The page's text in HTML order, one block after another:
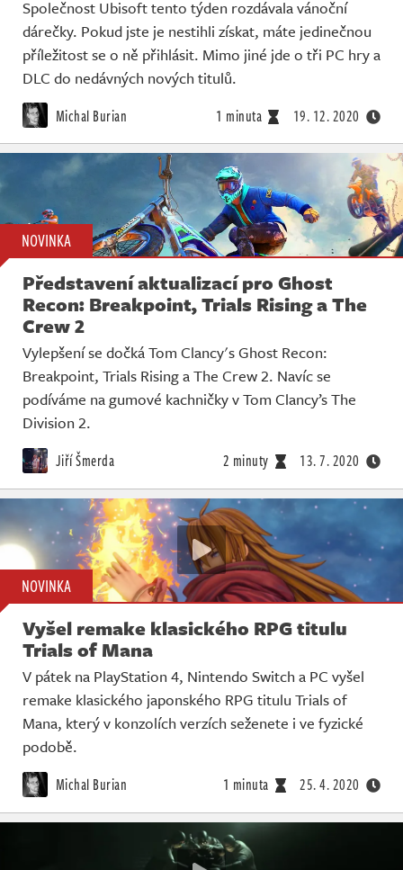
Společnost Ubisoft tento týden rozdávala vánoční
dárečky. Pokud jste je nestihli získat, máte jedinečnou
příležitost se o ně přihlásit. Mimo jiné jde o tři PC hry a
DLC do nedávných nových titulů.
Michal Burian 1 minuta 19. 12. 2020
NOVINKA
Představení aktualizací pro Ghost
Recon: Breakpoint, Trials Rising a The
Crew 2
Vylepšení se dočká Tom Clancy's Ghost Recon:
Breakpoint, Trials Rising a The Crew 2. Navíc se
podíváme na gumové kachničky v Tom Clancy’s The
Division 2.
Jiří Šmerda 2 minuty 13. 7. 2020
NOVINKA
Vyšel remake klasického RPG titulu
Trials of Mana
V pátek na PlayStation 4, Nintendo Switch a PC vyšel
remake klasického japonského RPG titulu Trials of
Mana, který v konzolích verzích seženete i ve fyzické
podobě.
Michal Burian 1 minuta 25. 4. 2020